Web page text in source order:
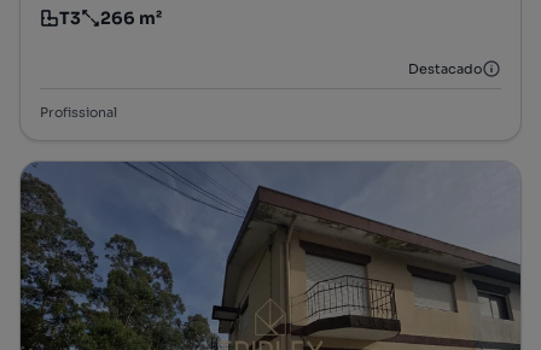
Tipologia
T3
Preço por metro quadrado
266 m²
Destacado
Profissional